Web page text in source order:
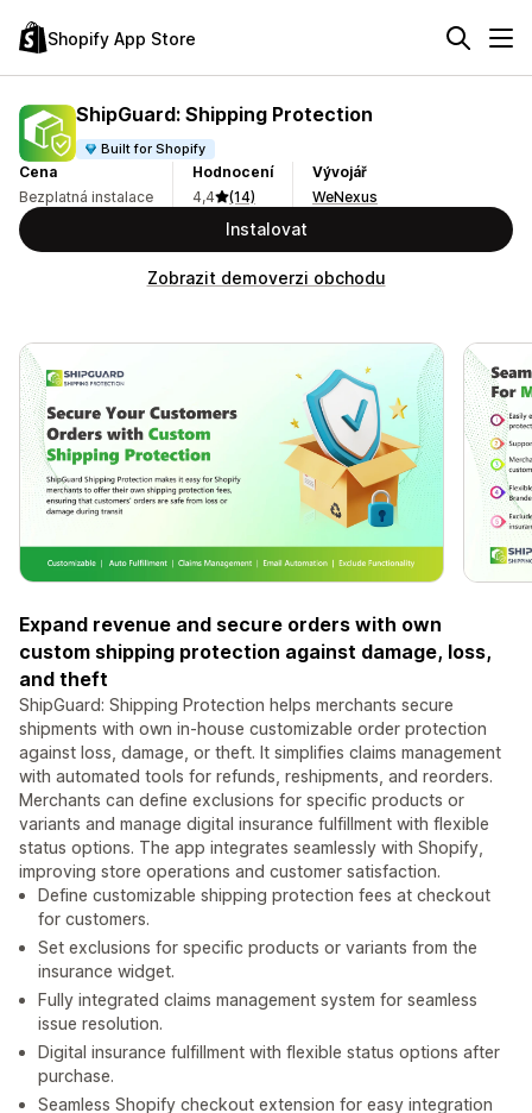
Shopify App Store
ShipGuard: Shipping Protection
Built for Shopify
Cena
Bezplatná instalace
Hodnocení
4,4
(14)
Vývojář
WeNexus
Instalovat
Zobrazit demoverzi obchodu
Expand revenue and secure orders with own
custom shipping protection against damage, loss,
and theft
ShipGuard: Shipping Protection helps merchants secure
shipments with own in-house customizable order protection
against loss, damage, or theft. It simplifies claims management
with automated tools for refunds, reshipments, and reorders.
Merchants can define exclusions for specific products or
variants and manage digital insurance fulfillment with flexible
status options. The app integrates seamlessly with Shopify,
improving store operations and customer satisfaction.
Define customizable shipping protection fees at checkout
for customers.
Set exclusions for specific products or variants from the
insurance widget.
Fully integrated claims management system for seamless
issue resolution.
Digital insurance fulfillment with flexible status options after
purchase.
Seamless Shopify checkout extension for easy integration